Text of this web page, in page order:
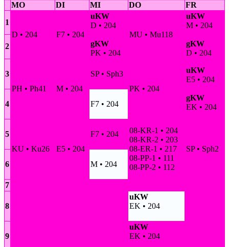
MO DI MI DO
FR
1
D • 204
F7 • 204
uKW
D • 204
gKW
PK • 204
MU • Mu118
uKW
M • 204
gKW
D • 204
2
3
PH • Ph41
M • 204
SP • Sph3
PK • 204
uKW
E5 • 204
gKW
EK • 204
4 F7 • 204
5
KU • Ku26
E5 • 204
F7 • 204
08-KR-1 • 204
08-KR-2 • 203
08-ER-1 • 217
08-PP-1 • 111
08-PP-2 • 112
SP • Sph2
6
M • 204
7
8
uKW
EK • 204
9
uKW
EK • 204